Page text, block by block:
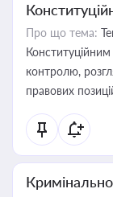
Про що тема:
контролю,
правових